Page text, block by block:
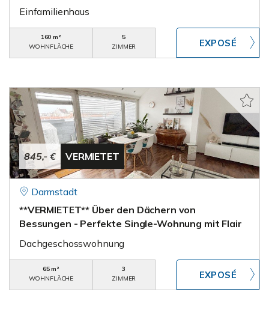
Einfamilienhaus
160 m²
WOHNFLÄCHE
5
ZIMMER
845,- € VERMIETET
Darmstadt
**VERMIETET** Über den Dächern von
Bessungen - Perfekte Single-Wohnung mit Flair
Dachgeschosswohnung
65 m²
WOHNFLÄCHE
3
ZIMMER